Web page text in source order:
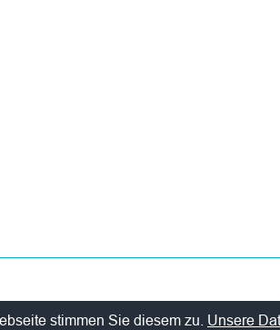
stimmen Sie diesem zu. Unsere